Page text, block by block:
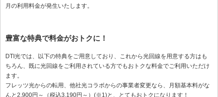
月の利用料金が発生いたします。
豊富な特典で料金がおトクに！
DTI光では、以下の特典をご用意しており、これから光回線を用意する方はも
ちろん、既に光回線をご利用されている方でもおトクな料金でご利用いただけ
ます。
フレッツ光からの転用、他社光コラボからの事業者変更なら、月額基本料がな
んと2,900円～（税込3,190円～）(※1)と、とてもおトクになります！